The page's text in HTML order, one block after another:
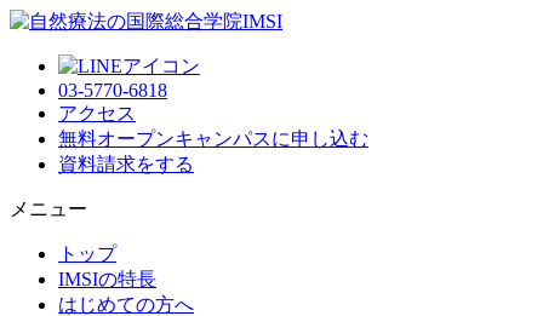
03-5770-6818
アクセス
無料オープンキャンパスに申し込む
資料請求をする
メニュー
トップ
IMSIの特長
はじめての方へ